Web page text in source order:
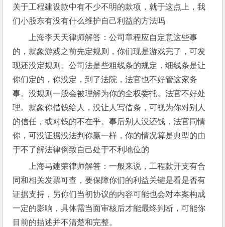
关于工程建设款中有不少不明的款项，就于这点上，我
们小股东有没有什么维护自己利益的方法吗
上海李天天律师解答：公司章程应自定意这些事
的，就象游戏之前先定规则，你们现是游戏完了，可发
现还没定规则。公司法是些粗线条的规定，细线条是让
你们定的，你没定，到了法院，法官也不好管这家务
事。没规则一般会被理解为你的全权委托。法官不好处
理。就象你借钱给人，没让人写借条，可视为你对别人
的信任，或对钱的不在乎。事后别人没还钱，法官同情
你，可没证据没法判你赢一样，你的情况算是典型的由
于不了解法律倒致自己处于不利地位的
上海马建荣律师解答：一般来说，工程款开支有合
同和相关发票可查，要保障你们的利益关键是看是否有
证据支持，另你们当初协议的内容可能也会对本案构成
一定的影响，具体需当面审核后才能最终判断，可能你
目前的描述并不清楚和完整。